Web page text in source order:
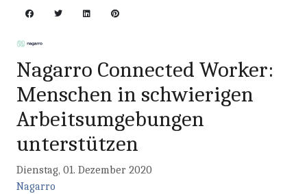
Nagarro Connected Worker:
Menschen in schwierigen
Arbeitsumgebungen
unterstützen
Dienstag, 01. Dezember 2020
Nagarro